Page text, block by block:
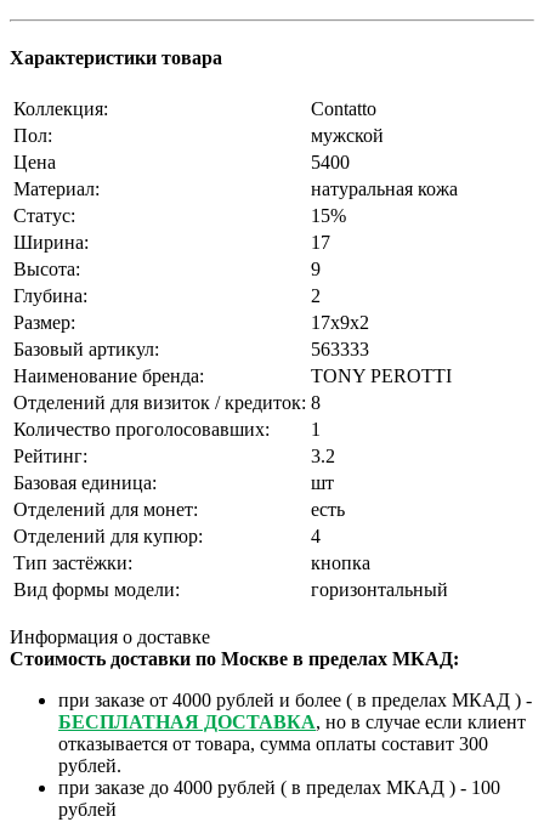
Характеристики товара
Коллекция:
Contatto
Пол:
мужской
Цена
5400
Материал:
натуральная кожа
Статус:
15%
Ширина:
17
Высота:
9
Глубина:
2
Размер:
17x9x2
Базовый артикул:
563333
Наименование бренда:
TONY PEROTTI
Отделений для визиток / кредиток: 8
Количество проголосовавших:
1
Рейтинг:
3.2
Базовая единица:
шт
Отделений для монет:
есть
Отделений для купюр:
4
Тип застёжки:
кнопка
Вид формы модели:
горизонтальный
Информация о доставке
Стоимость доставки по Москве в пределах МКАД:
при заказе от 4000 рублей и более ( в пределах МКАД ) -
БЕСПЛАТНАЯ ДОСТАВКА, но в случае если клиент
отказывается от товара, сумма оплаты составит 300
рублей.
при заказе до 4000 рублей ( в пределах МКАД ) - 100
рублей